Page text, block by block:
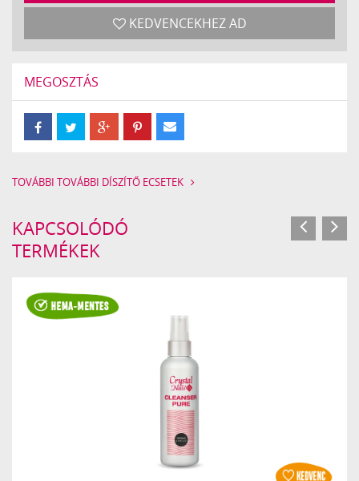
KEDVENCEKHEZ AD
MEGOSZTÁS
TOVÁBBI TOVÁBBI DÍSZÍTŐ ECSETEK
KAPCSOLÓDÓ
TERMÉKEK